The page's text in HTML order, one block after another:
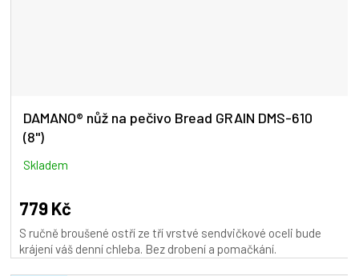
DAMANO® nůž na pečivo Bread GRAIN DMS-610
(8")
Skladem
779 Kč
S ručně broušené ostří ze tří vrstvé sendvičkové oceli bude
krájení váš denní chleba. Bez drobení a pomačkání.